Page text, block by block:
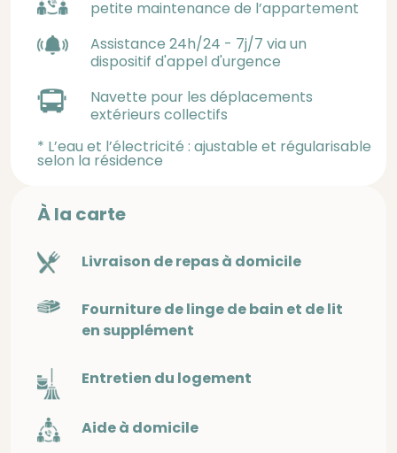
petite maintenance de l’appartement
Assistance 24h/24 - 7j/7 via un
dispositif d'appel d'urgence
Navette pour les déplacements
extérieurs collectifs
* L’eau et l’électricité : ajustable et régularisable
selon la résidence
À la carte
Livraison de repas à domicile
Fourniture de linge de bain et de lit
en supplément
Entretien du logement
Aide à domicile